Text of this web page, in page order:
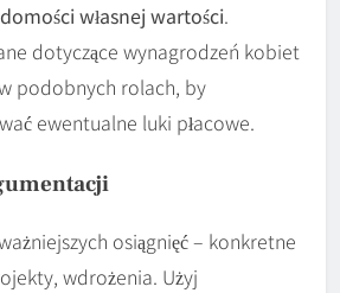
własnej wartości.
dotyczące wynagrodzeń kobiet
podobnych rolach, by
ewentualne luki płacowe.
osiągnięć – konkretne
wdrożenia. Użyj